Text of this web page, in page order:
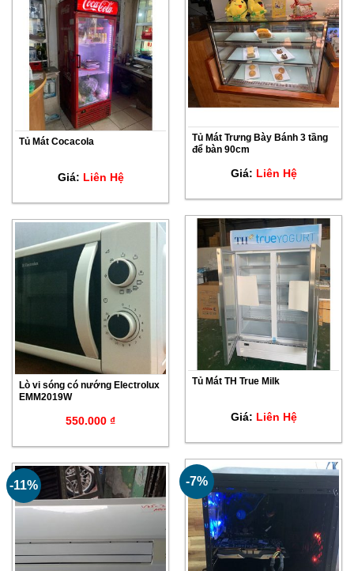
Tủ Mát Trưng Bày Bánh 3 tầng
để bàn 90cm
Giá: Liên Hệ
Tủ Mát Cocacola
Giá: Liên Hệ
Tủ Mát TH True Milk
Giá: Liên Hệ
Lò vi sóng có nướng Electrolux
EMM2019W
550.000 ₫
-7%
-11%